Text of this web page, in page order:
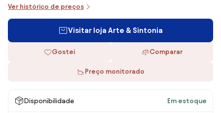
Ver histórico de preços
Visitar loja Arte & Sintonia
Gostei Comparar
Preço monitorado
Disponibilidade Em estoque